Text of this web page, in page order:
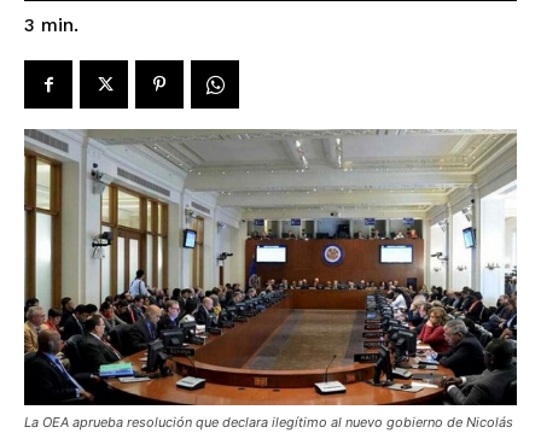
3 min.
La OEA aprueba resolución que declara ilegítimo al nuevo gobierno de Nicolás